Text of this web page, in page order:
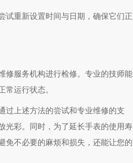
重新设置时间与日期，确保它们正
服务机构进行检修。专业的技师能
常运行状态。
上述方法的尝试和专业维修的支
光彩。同时，为了延长手表的使用寿
免不必要的麻烦和损失，还能让您的